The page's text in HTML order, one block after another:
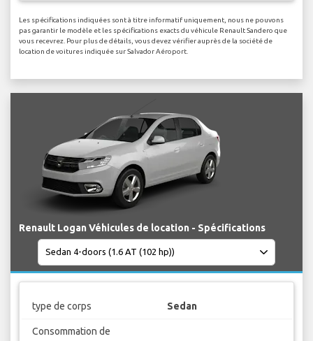
Les spécifications indiquées sont à titre informatif uniquement, nous ne pouvons
pas garantir le modèle et les spécifications exacts du véhicule Renault Sandero que
vous recevrez. Pour plus de détails, vous devez vérifier auprès de la société de
location de voitures indiquée sur Salvador Aéroport.
Renault Logan Véhicules de location - Spécifications
type de corps Sedan
Consommation de